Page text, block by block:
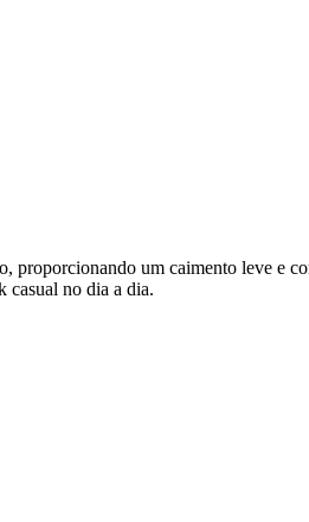
um caimento leve e
casual no dia a dia.